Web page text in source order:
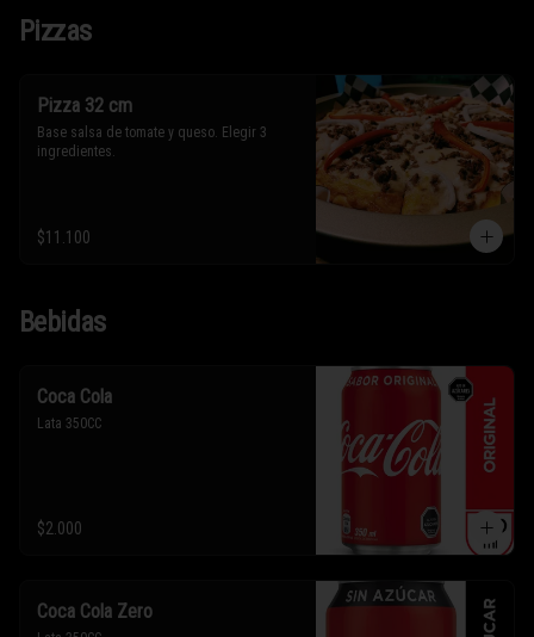
Pizzas
Pizza 32 cm
Base salsa de tomate y queso. Elegir 3
ingredientes.
$11.100
Bebidas
Coca Cola
Lata 350CC
$2.000
Coca Cola Zero